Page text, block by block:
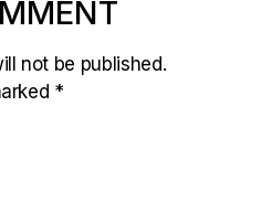
not be published.
*